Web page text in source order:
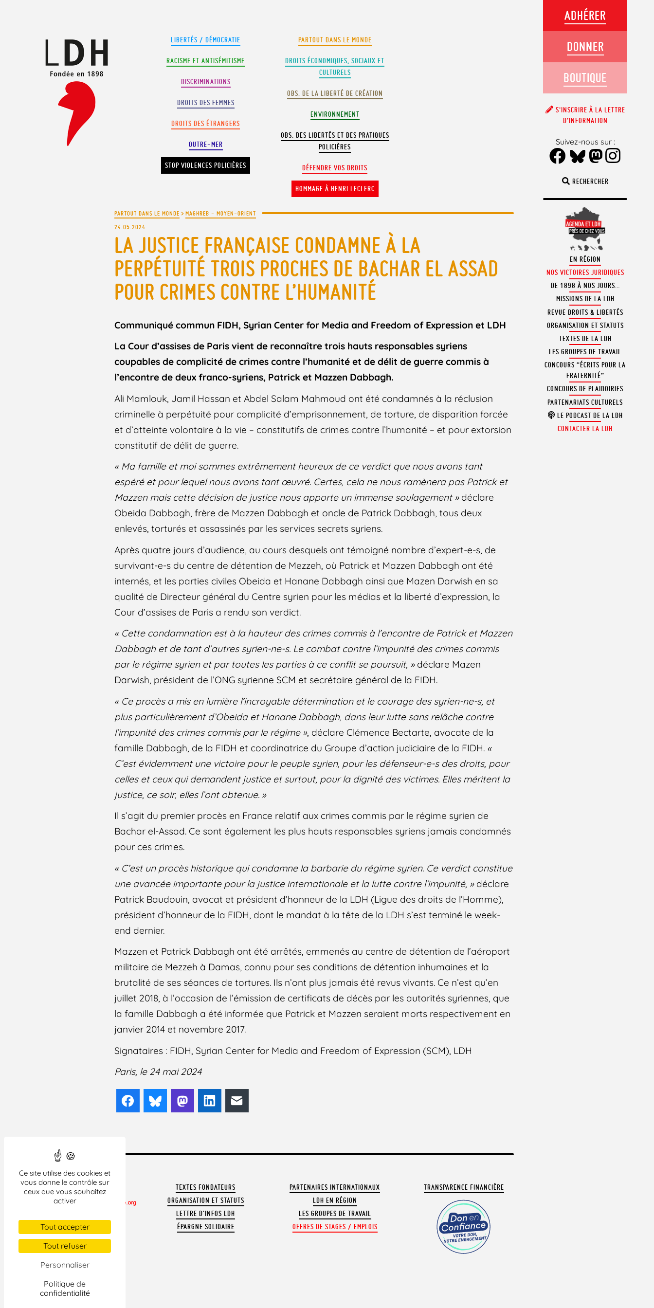
Ce site utilise des cookies et
vous donne le contrôle sur
ceux que vous souhaitez
activer
Tout accepter
Tout refuser
Personnaliser
Politique de
confidentialité
LIBERTÉS / DÉMOCRATIE
RACISME ET ANTISÉMITISME
DISCRIMINATIONS
DROITS DES FEMMES
DROITS DES ÉTRANGERS
OUTRE-MER
STOP VIOLENCES POLICIÈRES
PARTOUT DANS LE MONDE
DROITS ÉCONOMIQUES, SOCIAUX ET
CULTURELS
OBS. DE LA LIBERTÉ DE CRÉATION
ENVIRONNEMENT
OBS. DES LIBERTÉS ET DES PRATIQUES
POLICIÈRES
DÉFENDRE VOS DROITS
HOMMAGE À HENRI LECLERC
PARTOUT DANS LE MONDE >MAGHREB - MOYEN-ORIENT
24.05.2024
LA JUSTICE FRANÇAISE CONDAMNE À LA
PERPÉTUITÉ TROIS PROCHES DE BACHAR EL ASSAD
POUR CRIMES CONTRE L’HUMANITÉ
Communiqué commun FIDH, Syrian Center for Media and Freedom of Expression et LDH
La Cour d’assises de Paris vient de reconnaître trois hauts responsables syriens
coupables de complicité de crimes contre l’humanité et de délit de guerre commis à
l’encontre de deux franco-syriens, Patrick et Mazzen Dabbagh.
Ali Mamlouk, Jamil Hassan et Abdel Salam Mahmoud ont été condamnés à la réclusion
criminelle à perpétuité pour complicité d’emprisonnement, de torture, de disparition forcée
et d’atteinte volontaire à la vie – constitutifs de crimes contre l’humanité – et pour extorsion
constitutif de délit de guerre.
« Ma famille et moi sommes extrêmement heureux de ce verdict que nous avons tant
espéré et pour lequel nous avons tant œuvré. Certes, cela ne nous ramènera pas Patrick et
Mazzen mais cette décision de justice nous apporte un immense soulagement »déclare
Obeida Dabbagh, frère de Mazzen Dabbagh et oncle de Patrick Dabbagh, tous deux
enlevés, torturés et assassinés par les services secrets syriens.
Après quatre jours d’audience, au cours desquels ont témoigné nombre d’expert-e-s, de
survivant-e-s du centre de détention de Mezzeh, où Patrick et Mazzen Dabbagh ont été
internés, et les parties civiles Obeida et Hanane Dabbagh ainsi que Mazen Darwish en sa
qualité de Directeur général du Centre syrien pour les médias et la liberté d’expression, la
Cour d’assises de Paris a rendu son verdict.
« Cette condamnation est à la hauteur des crimes commis à l’encontre de Patrick et Mazzen
Dabbagh et de tant d’autres syrien-ne-s. Le combat contre l’impunité des crimes commis
par le régime syrien et par toutes les parties à ce conflit se poursuit, » déclare Mazen
Darwish, président de l’ONG syrienne SCM et secrétaire général de la FIDH.
« Ce procès a mis en lumière l’incroyable détermination et le courage des syrien-ne-s, et
plus particulièrement d’Obeida et Hanane Dabbagh, dans leur lutte sans relâche contre
l’impunité des crimes commis par le régime », déclare Clémence Bectarte, avocate de la
famille Dabbagh, de la FIDH et coordinatrice du Groupe d’action judiciaire de la FIDH. «
C’est évidemment une victoire pour le peuple syrien, pour les défenseur-e-s des droits, pour
celles et ceux qui demandent justice et surtout, pour la dignité des victimes. Elles méritent la
justice, ce soir, elles l’ont obtenue. »
Il s’agit du premier procès en France relatif aux crimes commis par le régime syrien de
Bachar el-Assad. Ce sont également les plus hauts responsables syriens jamais condamnés
pour ces crimes.
« C’est un procès historique qui condamne la barbarie du régime syrien. Ce verdict constitue
une avancée importante pour la justice internationale et la lutte contre l’impunité, » déclare
Patrick Baudouin, avocat et président d’honneur de la LDH (Ligue des droits de l’Homme),
président d’honneur de la FIDH, dont le mandat à la tête de la LDH s’est terminé le week-
end dernier.
Mazzen et Patrick Dabbagh ont été arrêtés, emmenés au centre de détention de l’aéroport
militaire de Mezzeh à Damas, connu pour ses conditions de détention inhumaines et la
brutalité de ses séances de tortures. Ils n’ont plus jamais été revus vivants. Ce n’est qu’en
juillet 2018, à l’occasion de l’émission de certificats de décès par les autorités syriennes, que
la famille Dabbagh a été informée que Patrick et Mazzen seraient morts respectivement en
janvier 2014 et novembre 2017.
Signataires : FIDH, Syrian Center for Media and Freedom of Expression (SCM), LDH
Paris, le 24 mai 2024
FacebookBlueskyMastodonLinkedIn
CONTACTER LA LDH
REVUE DE PRESSE
ARCHIVES
TEXTES FONDATEURS
ORGANISATION ET STATUTS
LETTRE D'INFOS LDH
ÉPARGNE SOLIDAIRE
PARTENAIRES INTERNATIONAUX
LDH EN RÉGION
LES GROUPES DE TRAVAIL
OFFRES DE STAGES / EMPLOIS
TRANSPARENCE FINANCIÈRE
RECHERCHER
EN RÉGION
NOS VICTOIRES JURIDIQUES
DE 1898 À NOS JOURS…
MISSIONS DE LA LDH
REVUE DROITS & LIBERTÉS
ORGANISATION ET STATUTS
TEXTES DE LA LDH
LES GROUPES DE TRAVAIL
CONCOURS “ÉCRITS POUR LA
FRATERNITÉ”
CONCOURS DE PLAIDOIRIES
PARTENARIATS CULTURELS
LE PODCAST DE LA LDH
CONTACTER LA LDH
ADHÉRER
DONNER
BOUTIQUE
S’INSCRIRE À LA LETTRE
D’INFORMATION
Suivez-nous sur :